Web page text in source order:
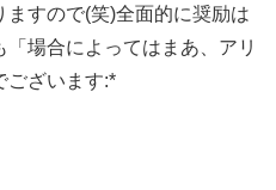
すので(笑)全面的に奨励は
場合によってはまあ、アリ
ございます:*